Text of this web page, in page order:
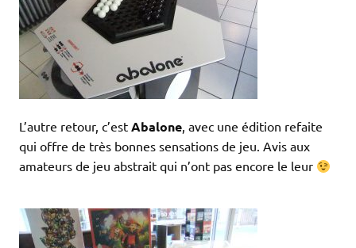
L’autre retour, c’est Abalone, avec une édition refaite
qui offre de très bonnes sensations de jeu. Avis aux
amateurs de jeu abstrait qui n’ont pas encore le leur